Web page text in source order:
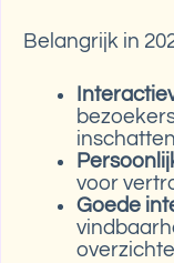
Belangrijk in
voor
Goede